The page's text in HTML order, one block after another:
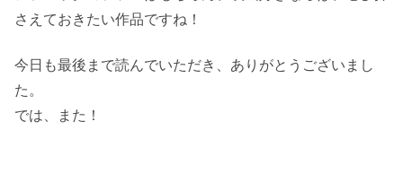
さえておきたい作品ですね！
今日も最後まで読んでいただき、ありがとうございまし
た。
では、また！